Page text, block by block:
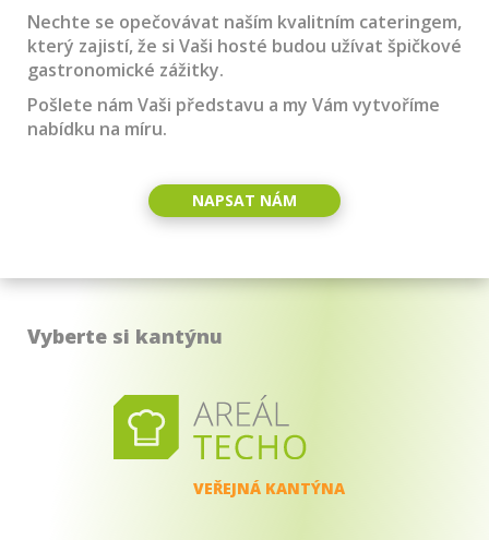
Nechte se opečovávat naším kvalitním cateringem,
který zajistí, že si Vaši hosté budou užívat špičkové
gastronomické zážitky.
Pošlete nám Vaši představu a my Vám vytvoříme
nabídku na míru.
NAPSAT NÁM
Vyberte si kantýnu
VEŘEJNÁ KANTÝNA